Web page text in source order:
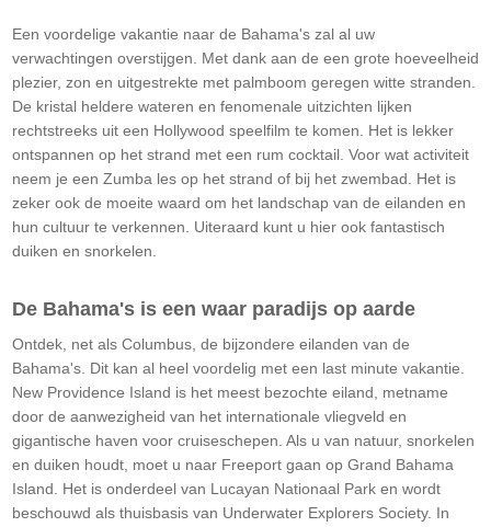
Een voordelige vakantie naar de Bahama's zal al uw
verwachtingen overstijgen. Met dank aan de een grote hoeveelheid
plezier, zon en uitgestrekte met palmboom geregen witte stranden.
De kristal heldere wateren en fenomenale uitzichten lijken
rechtstreeks uit een Hollywood speelfilm te komen. Het is lekker
ontspannen op het strand met een rum cocktail. Voor wat activiteit
neem je een Zumba les op het strand of bij het zwembad. Het is
zeker ook de moeite waard om het landschap van de eilanden en
hun cultuur te verkennen. Uiteraard kunt u hier ook fantastisch
duiken en snorkelen.
De Bahama's is een waar paradijs op aarde
Ontdek, net als Columbus, de bijzondere eilanden van de
Bahama's. Dit kan al heel voordelig met een last minute vakantie.
New Providence Island is het meest bezochte eiland, metname
door de aanwezigheid van het internationale vliegveld en
gigantische haven voor cruiseschepen. Als u van natuur, snorkelen
en duiken houdt, moet u naar Freeport gaan op Grand Bahama
Island. Het is onderdeel van Lucayan Nationaal Park en wordt
beschouwd als thuisbasis van Underwater Explorers Society. In